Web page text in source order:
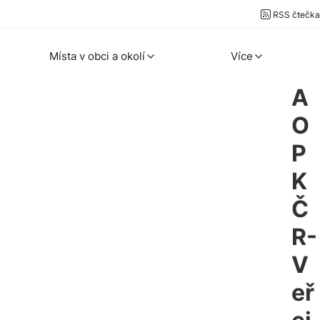
RSS čtečka
Místa v obci a okolí Více
A
O
P
K
Č
R-
V
eř